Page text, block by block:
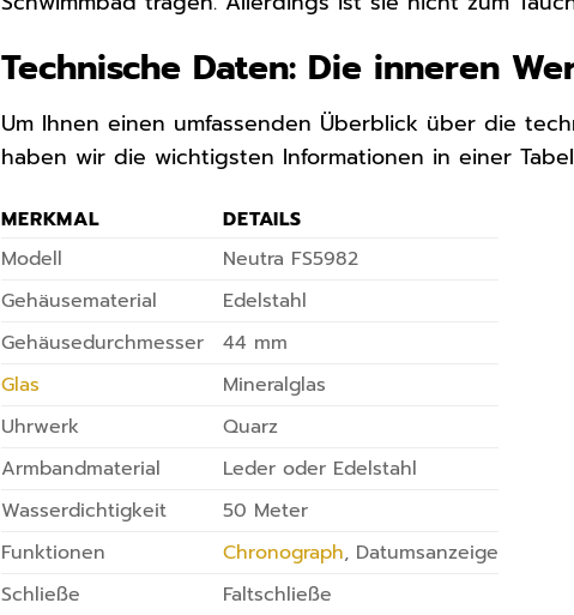
Technische Daten: Die inneren
Um Ihnen einen umfassenden Überblick über die
haben wir die wichtigsten Informationen in einer
MERKMAL
DETAILS
Modell
Neutra FS5982
Gehäusematerial
Edelstahl
Gehäusedurchmesser
44 mm
Glas
Mineralglas
Uhrwerk
Quarz
Armbandmaterial
Leder oder Edelstahl
Wasserdichtigkeit
50 Meter
Funktionen
Chronograph, Datumsanzeige
Schließe
Faltschließe